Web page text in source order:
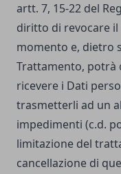
artt. 7, 15-22 del
diritto di revocare
momento e, dietro
Trattamento, potrà
ricevere i Dati
trasmetterli ad un
impedimenti (c.d.
limitazione del
cancellazione di